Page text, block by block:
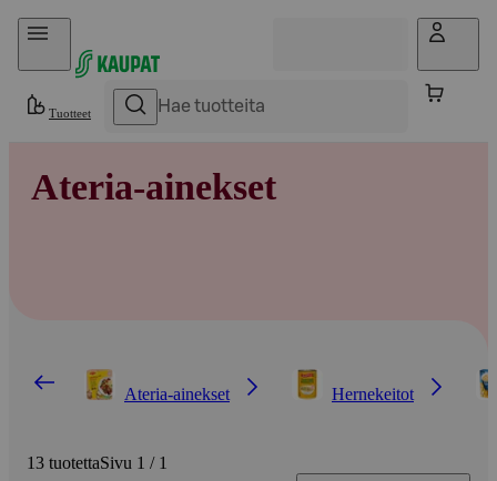
Hyppää sisältöön
Tuotteet
Ateria-ainekset
Ateria-ainekset Hernekeitot
13 tuotettaSivu 1 / 1